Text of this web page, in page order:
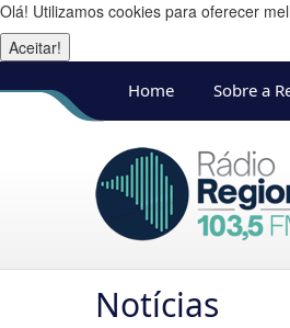
Olá! Utilizamos cookies para oferecer
Aceitar!
Home
Sobre a
Notícias